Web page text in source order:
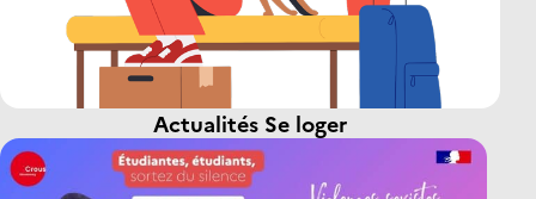
Actualités Se loger